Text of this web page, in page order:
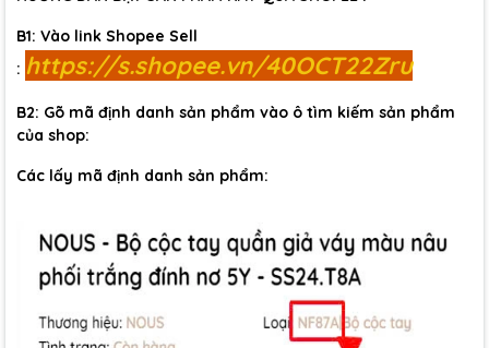
B1: Vào link Shopee Sell
: https://s.shopee.vn/40OCT22Zru
B2: Gõ mã định danh sản phẩm vào ô tìm kiếm sản phẩm
của shop:
Các lấy mã định danh sản phẩm: